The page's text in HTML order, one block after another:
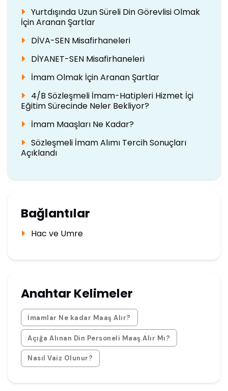
Yurtdışında Uzun Süreli Din Görevlisi Olmak
İçin Aranan Şartlar
DİVA-SEN Misafirhaneleri
DİYANET-SEN Misafirhaneleri
İmam Olmak İçin Aranan Şartlar
4/B Sözleşmeli İmam-Hatipleri Hizmet İçi
Eğitim Sürecinde Neler Bekliyor?
İmam Maaşları Ne Kadar?
Sözleşmeli İmam Alımı Tercih Sonuçları
Açıklandı
Bağlantılar
Hac ve Umre
Anahtar Kelimeler
İmamlar Ne kadar Maaş Alır?
Açığa Alınan Din Personeli Maaş Alır Mı?
Nasıl Vaiz Olunur?